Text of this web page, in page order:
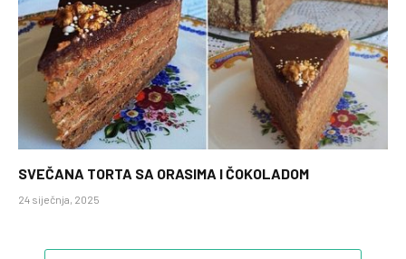
SVEČANA TORTA SA ORASIMA I ČOKOLADOM
24 siječnja, 2025